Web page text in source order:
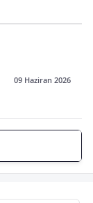
09 Haziran 2026